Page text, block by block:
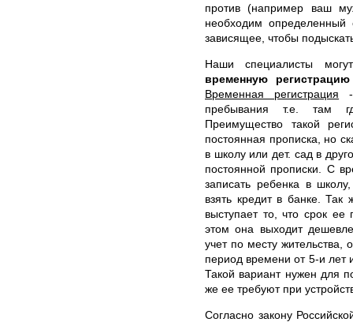
против (например ваш
необходим
зависящее, чтобы
Наши специалисты
временную
Временная регистрация -
пребывания т.е. там
Преимущество такой
постоянная прописка, но
в школу или дет. сад в
постоянной прописки. С
записать ребенка в
взять кредит в банке. Так
выступает то, что срок
этом она выходит
учет по месту жительства,
период времени от 5-и лет
Такой вариант нужен для
же ее требуют при
Согласно закону